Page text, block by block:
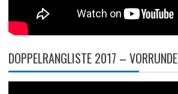
DOPPELRANGLISTE 2017 – VORRUNDE